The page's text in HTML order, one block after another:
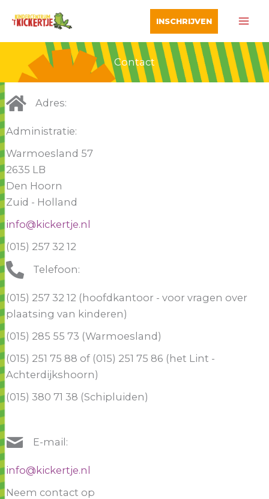
naar
de
inhoud
INSCHRIJVEN
Contact
Adres:
Administratie:
Warmoesland 57
2635 LB
Den Hoorn
Zuid - Holland
info@kickertje.nl
(015) 257 32 12
Telefoon:
(015) 257 32 12 (hoofdkantoor - voor vragen over
plaatsing van kinderen)
(015) 285 55 73 (Warmoesland)
(015) 251 75 88 of (015) 251 75 86 (het Lint -
Achterdijkshoorn)
(015) 380 71 38 (Schipluiden)
E-mail:
info@kickertje.nl
Neem contact op